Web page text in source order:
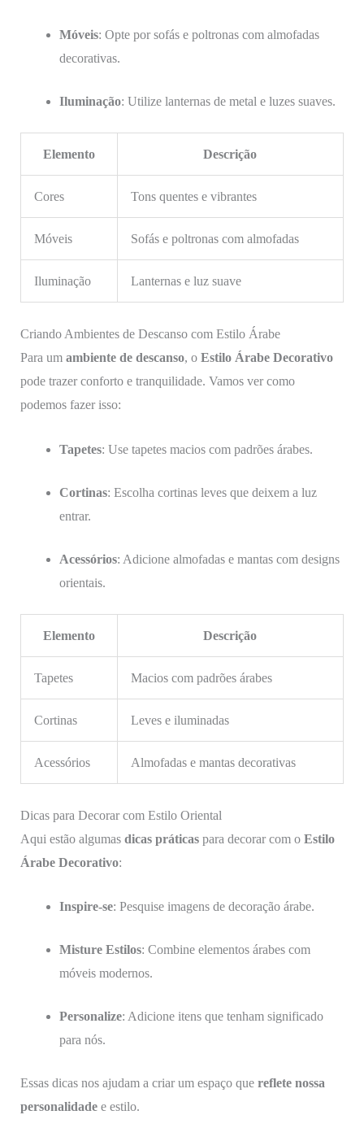
Móveis: Opte por sofás e poltronas com almofadas
decorativas.
Iluminação: Utilize lanternas de metal e luzes suaves.
Elemento Descrição
Cores Tons quentes e vibrantes
Móveis Sofás e poltronas com almofadas
Iluminação Lanternas e luz suave
Criando Ambientes de Descanso com Estilo Árabe
Para um ambiente de descanso, o Estilo Árabe Decorativo
pode trazer conforto e tranquilidade. Vamos ver como
podemos fazer isso:
Tapetes: Use tapetes macios com padrões árabes.
Cortinas: Escolha cortinas leves que deixem a luz
entrar.
Acessórios: Adicione almofadas e mantas com designs
orientais.
Elemento Descrição
Tapetes Macios com padrões árabes
Cortinas Leves e iluminadas
Acessórios Almofadas e mantas decorativas
Dicas para Decorar com Estilo Oriental
Aqui estão algumas dicas práticaspara decorar com o Estilo
Árabe Decorativo:
Inspire-se: Pesquise imagens de decoração árabe.
Misture Estilos: Combine elementos árabes com
móveis modernos.
Personalize: Adicione itens que tenham significado
para nós.
Essas dicas nos ajudam a criar um espaço que reflete nossa
personalidadee estilo.